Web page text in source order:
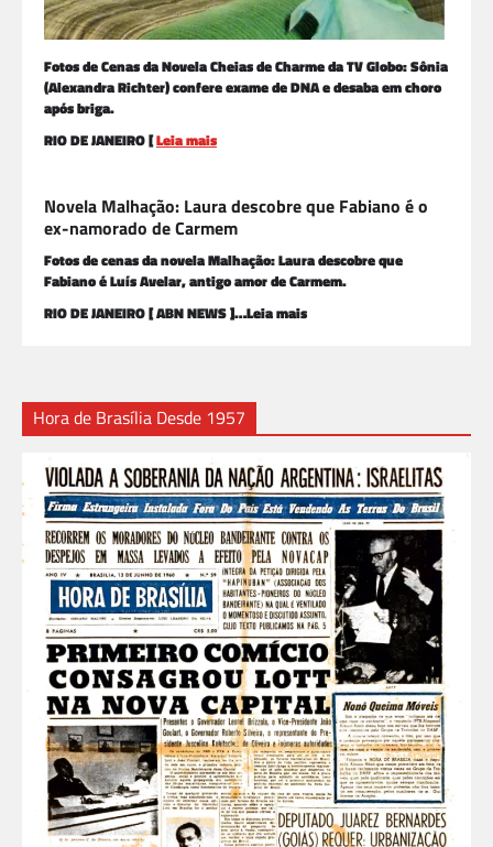
Fotos de Cenas da Novela Cheias de Charme da TV Globo: Sônia
(Alexandra Richter) confere exame de DNA e desaba em choro
após briga.
RIO DE JANEIRO [Leia mais
Novela Malhação: Laura descobre que Fabiano é o
ex-namorado de Carmem
Fotos de cenas da novela Malhação: Laura descobre que
Fabiano é Luís Avelar, antigo amor de Carmem.
RIO DE JANEIRO [ ABN NEWS ]…Leia mais
Hora de Brasília Desde 1957